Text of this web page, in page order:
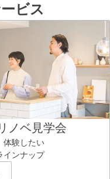
ビス
ノベ見学会
体験したい
インナップ